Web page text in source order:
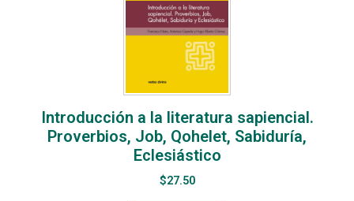
Introducción a la literatura sapiencial.
Proverbios, Job, Qohelet, Sabiduría,
Eclesiástico
$27.50